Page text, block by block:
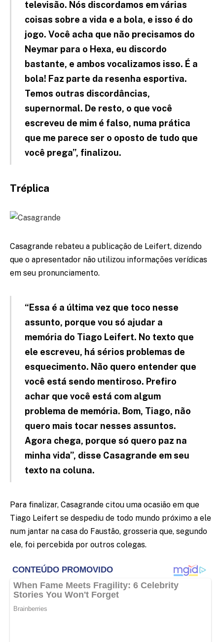
televisão. Nós discordamos em várias
coisas sobre a vida e a bola, e isso é do
jogo. Você acha que não precisamos do
Neymar para o Hexa, eu discordo
bastante, e ambos vocalizamos isso. É a
bola! Faz parte da resenha esportiva.
Temos outras discordâncias,
supernormal. De resto, o que você
escreveu de mim é falso, numa prática
que me parece ser o oposto de tudo que
você prega”, finalizou.
Tréplica
Casagrande rebateu a publicação de Leifert, dizendo
que o apresentador não utilizou informações verídicas
em seu pronunciamento.
“Essa é a última vez que toco nesse
assunto, porque vou só ajudar a
memória do Tiago Leifert. No texto que
ele escreveu, há sérios problemas de
esquecimento. Não quero entender que
você está sendo mentiroso. Prefiro
achar que você está com algum
problema de memória. Bom, Tiago, não
quero mais tocar nesses assuntos.
Agora chega, porque só quero paz na
minha vida”, disse Casagrande em seu
texto na coluna.
Para finalizar, Casagrande citou uma ocasião em que
Tiago Leifert se despediu de todo mundo próximo a ele
num jantar na casa do Faustão, grosseria que, segundo
ele, foi percebida por outros colegas.